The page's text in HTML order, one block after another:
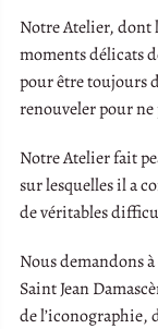
Notre Atelier, dont
moments délicats
pour être toujours
renouveler pour
Notre Atelier fait
sur lesquelles il a
de véritables
Nous demandons
Saint Jean
de l’iconographie,